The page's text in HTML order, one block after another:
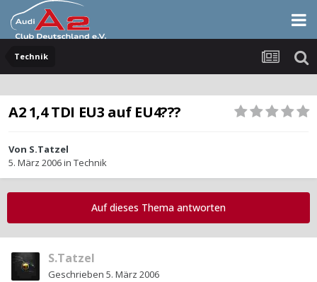
Technik
A2 1,4 TDI EU3 auf EU4???
Von S.Tatzel
5. März 2006in Technik
Auf dieses Thema antworten
S.Tatzel
Geschrieben 5. März 2006